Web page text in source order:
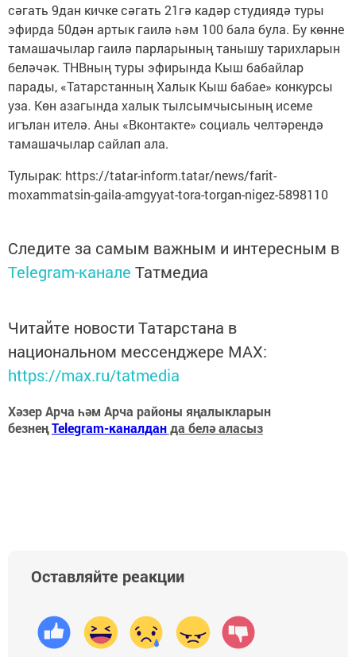
сәгать 9дан кичке сәгать 21гә кадәр студиядә туры
эфирда 50дән артык гаилә һәм 100 бала була. Бу көнне
тамашачылар гаилә парларының танышу тарихларын
беләчәк. ТНВның туры эфирында Кыш бабайлар
парады, «Татарстанның Халык Кыш бабае» конкурсы
уза. Көн азагында халык тылсымчысының исеме
игълан ителә. Аны «Вконтакте» социаль челтәрендә
тамашачылар сайлап ала.
Тулырак: https://tatar-inform.tatar/news/farit-
moxammatsin-gaila-amgyyat-tora-torgan-nigez-5898110
Следите за самым важным и интересным в
Telegram-канале Татмедиа
Читайте новости Татарстана в
национальном мессенджере MАХ:
https://max.ru/tatmedia
Хәзер Арча һәм Арча районы яңалыкларын
безнеңTelegram-каналданда белә аласыз
Оставляйте реакции